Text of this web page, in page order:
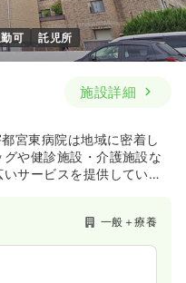
一時募集休止
詳細を見る
可 託児所
施設詳細
宮東病院は地域に密着し
や健診施設・介護施設な
サービスを提供していま
一般＋療養